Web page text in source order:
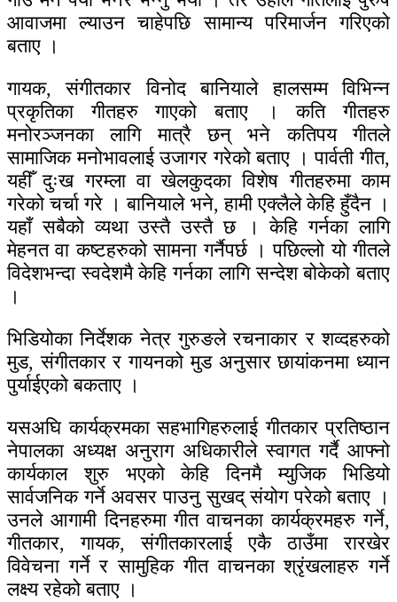
आवाजमा ल्याउन चाहेपछि सामान्य परिमार्जन गरिएको
बताए ।
गायक, संगीतकार विनोद बानियाले हालसम्म विभिन्न
प्रकृतिका गीतहरु गाएको बताए । कति गीतहरु
मनोरञ्जनका लागि मात्रै छन् भने कतिपय गीतले
सामाजिक मनोभावलाई उजागर गरेको बताए । पार्वती गीत,
यहीँ दुःख गरम्ला वा खेलकुदका विशेष गीतहरुमा काम
गरेको चर्चा गरे । बानियाले भने, हामी एक्लैले केहि हुँदैन ।
यहाँ सबैको व्यथा उस्तै उस्तै छ । केहि गर्नका लागि
मेहनत वा कष्टहरुको सामना गर्नैपर्छ । पछिल्लो यो गीतले
विदेशभन्दा स्वदेशमै केहि गर्नका लागि सन्देश बोकेको बताए
।
भिडियोका निर्देशक नेत्र गुरुङले रचनाकार र शव्दहरुको
मुड, संगीतकार र गायनको मुड अनुसार छायांकनमा ध्यान
पुर्याईएको बकताए ।
यसअघि कार्यक्रमका सहभागिहरुलाई गीतकार प्रतिष्ठान
नेपालका अध्यक्ष अनुराग अधिकारीले स्वागत गर्दै आफ्नो
कार्यकाल शुरु भएको केहि दिनमै म्युजिक भिडियो
सार्वजनिक गर्ने अवसर पाउनु सुखद् संयोग परेको बताए ।
उनले आगामी दिनहरुमा गीत वाचनका कार्यक्रमहरु गर्ने,
गीतकार, गायक, संगीतकारलाई एकै ठाउँमा रारखेर
विवेचना गर्ने र सामुहिक गीत वाचनका श्रृंखलाहरु गर्ने
लक्ष्य रहेको बताए ।